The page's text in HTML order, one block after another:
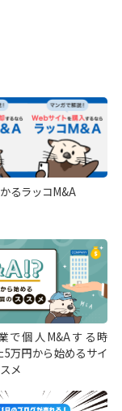
るラッコM&A
で個人M&Aする時
5万円から始めるサイ
メ